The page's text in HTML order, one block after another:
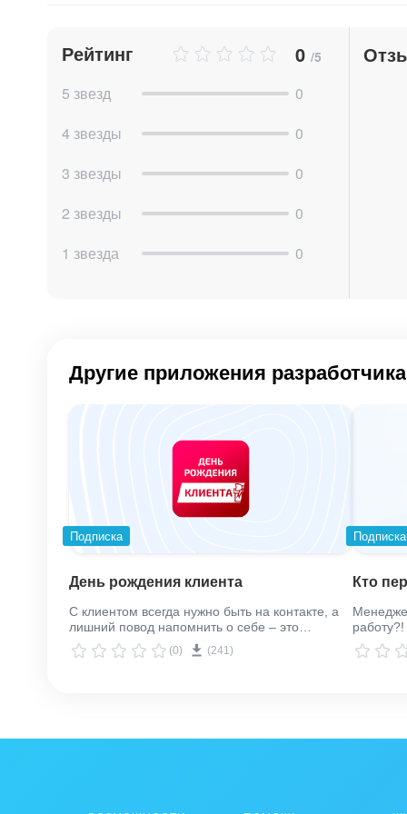
Ответственный за задачууказывает новый
срока. Решение принимается путем простого
Отклонить
– задача остается с прежним
Для того, чтобы информация о причинах
комментариев к задаче
Особенно заметно удобство для
Используя приложение «Быстрый перенос
У НАС ЕСТЬ ЕЩЕ ПОЛЕЗНЫЕ
Рейтинг 0 /5
5 звезд
0
4 звезды
0
3 звезды
0
2 звезды
0
1 звезда
0
Другие приложения разработчика
Подписка
День рождения клиента
С клиентом всегда нужно быть на контакте, а
лишний повод напомнить о себе – это
вовремя поздравить его с днем рождения!
(0) (241)
Подписка
Кто
работу?!